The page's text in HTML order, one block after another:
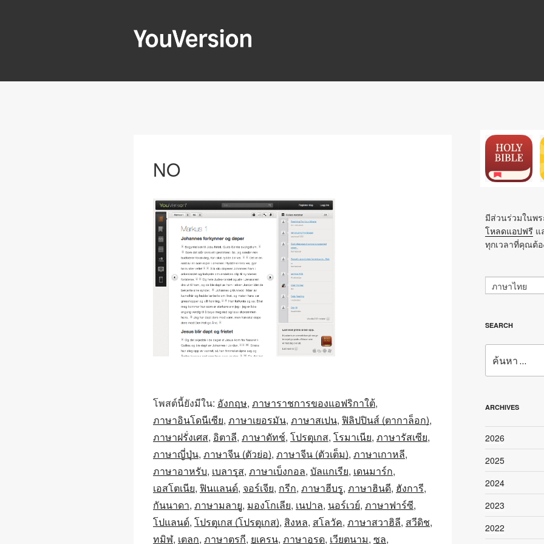
NO
โพสต์นี้ยังมีใน: อังกฤษ ภาษาราชการของแอฟริกาใต้
ภาษาอินโดนีเซีย ภาษาเยอรมัน ภาษาสเปน ฟิลิปปินส์ (ตากาล็อก)
ภาษาฝรั่งเศส อิตาลี ภาษาดัทช์ โปรตุเกส โรมาเนีย ภาษารัสเซีย
ภาษาญี่ปุ่น ภาษาจีน (ตัวย่อ) ภาษาจีน (ตัวเต็ม) ภาษาเกาหลี
ภาษาอาหรับ เบลารุส ภาษาเบ็งกอล บัลแกเรีย เดนมาร์ก
เอสโตเนีย ฟินแลนด์ จอร์เจีย กรีก ภาษาฮีบรู ภาษาฮินดี ฮังการี
กันนาดา ภาษามลายู มองโกเลีย เนปาล นอร์เวย์ ภาษาฟาร์ซี
โปแลนด์ โปรตุเกส (โปรตุเกส) สิงหล สโลวัค ภาษาสวาฮิลี สวีดิช
ทมิฬ เตลูกู ภาษาตุรกี ยูเครน ภาษาอูรดู เวียตนาม ซูลู
มีส่วนร่วมในพ
โหลดแอปฟรี แ
ทุกเวลาที่คุณต้อ
ภาษาไทย
SEARCH
ARCHIVES
2026
2025
2024
2023
2022